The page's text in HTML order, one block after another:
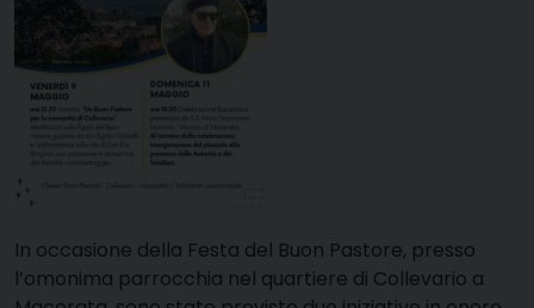
In occasione della Festa del Buon Pastore, presso
l’omonima parrocchia nel quartiere di Collevario a